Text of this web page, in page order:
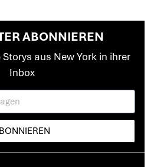
ABONNIEREN
aus New York in ihrer
Inbox